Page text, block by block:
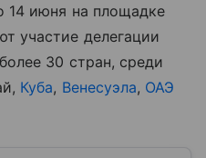
14 июня на площадке
участие делегации
30 стран, среди
Куба, Венесуэла, ОАЭ